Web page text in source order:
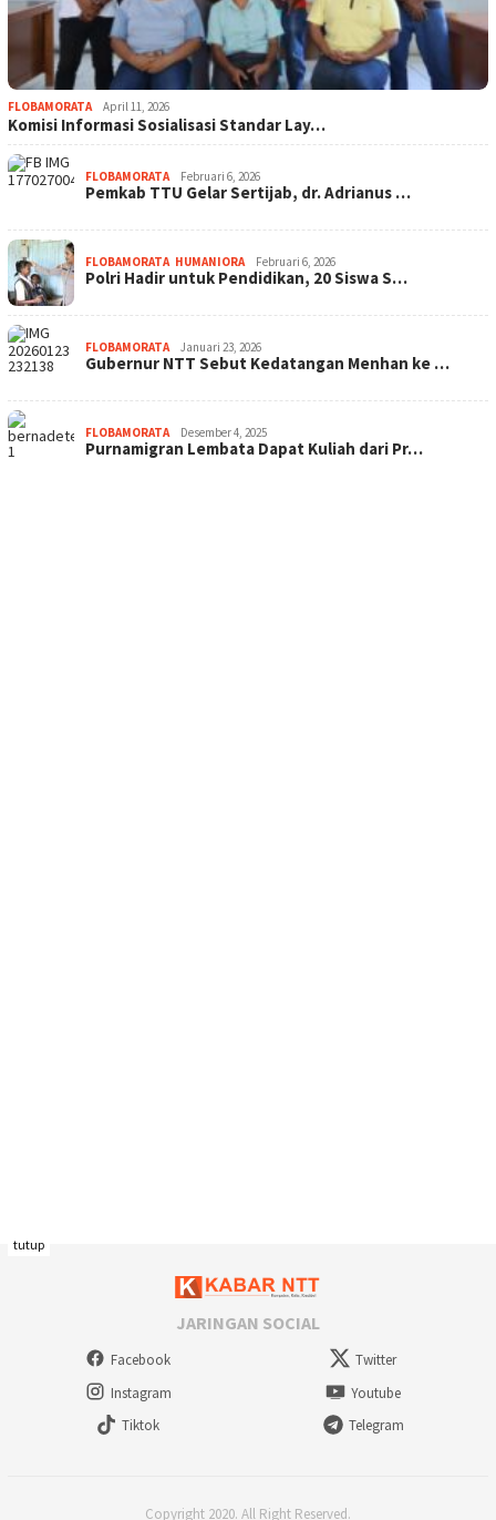
FLOBAMORATA April 11, 2026
Komisi Informasi Sosialisasi Standar Lay…
FLOBAMORATA Februari 6, 2026
Pemkab TTU Gelar Sertijab, dr. Adrianus …
FLOBAMORATA, HUMANIORA Februari 6, 2026
Polri Hadir untuk Pendidikan, 20 Siswa S…
FLOBAMORATA Januari 23, 2026
Gubernur NTT Sebut Kedatangan Menhan ke …
FLOBAMORATA Desember 4, 2025
Purnamigran Lembata Dapat Kuliah dari Pr…
JARINGAN SOCIAL
Facebook
Twitter
Instagram
Youtube
Tiktok
Telegram
Copyright 2020. All Right Reserved.
tutup